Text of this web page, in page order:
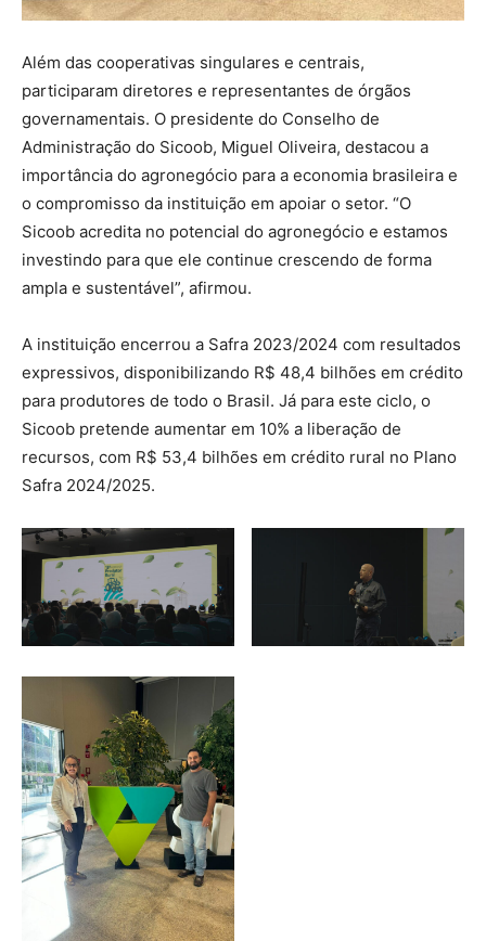
Além das cooperativas singulares e centrais,
participaram diretores e representantes de órgãos
governamentais. O presidente do Conselho de
Administração do Sicoob, Miguel Oliveira, destacou a
importância do agronegócio para a economia brasileira e
o compromisso da instituição em apoiar o setor. “O
Sicoob acredita no potencial do agronegócio e estamos
investindo para que ele continue crescendo de forma
ampla e sustentável”, afirmou.
A instituição encerrou a Safra 2023/2024 com resultados
expressivos, disponibilizando R$ 48,4 bilhões em crédito
para produtores de todo o Brasil. Já para este ciclo, o
Sicoob pretende aumentar em 10% a liberação de
recursos, com R$ 53,4 bilhões em crédito rural no Plano
Safra 2024/2025.